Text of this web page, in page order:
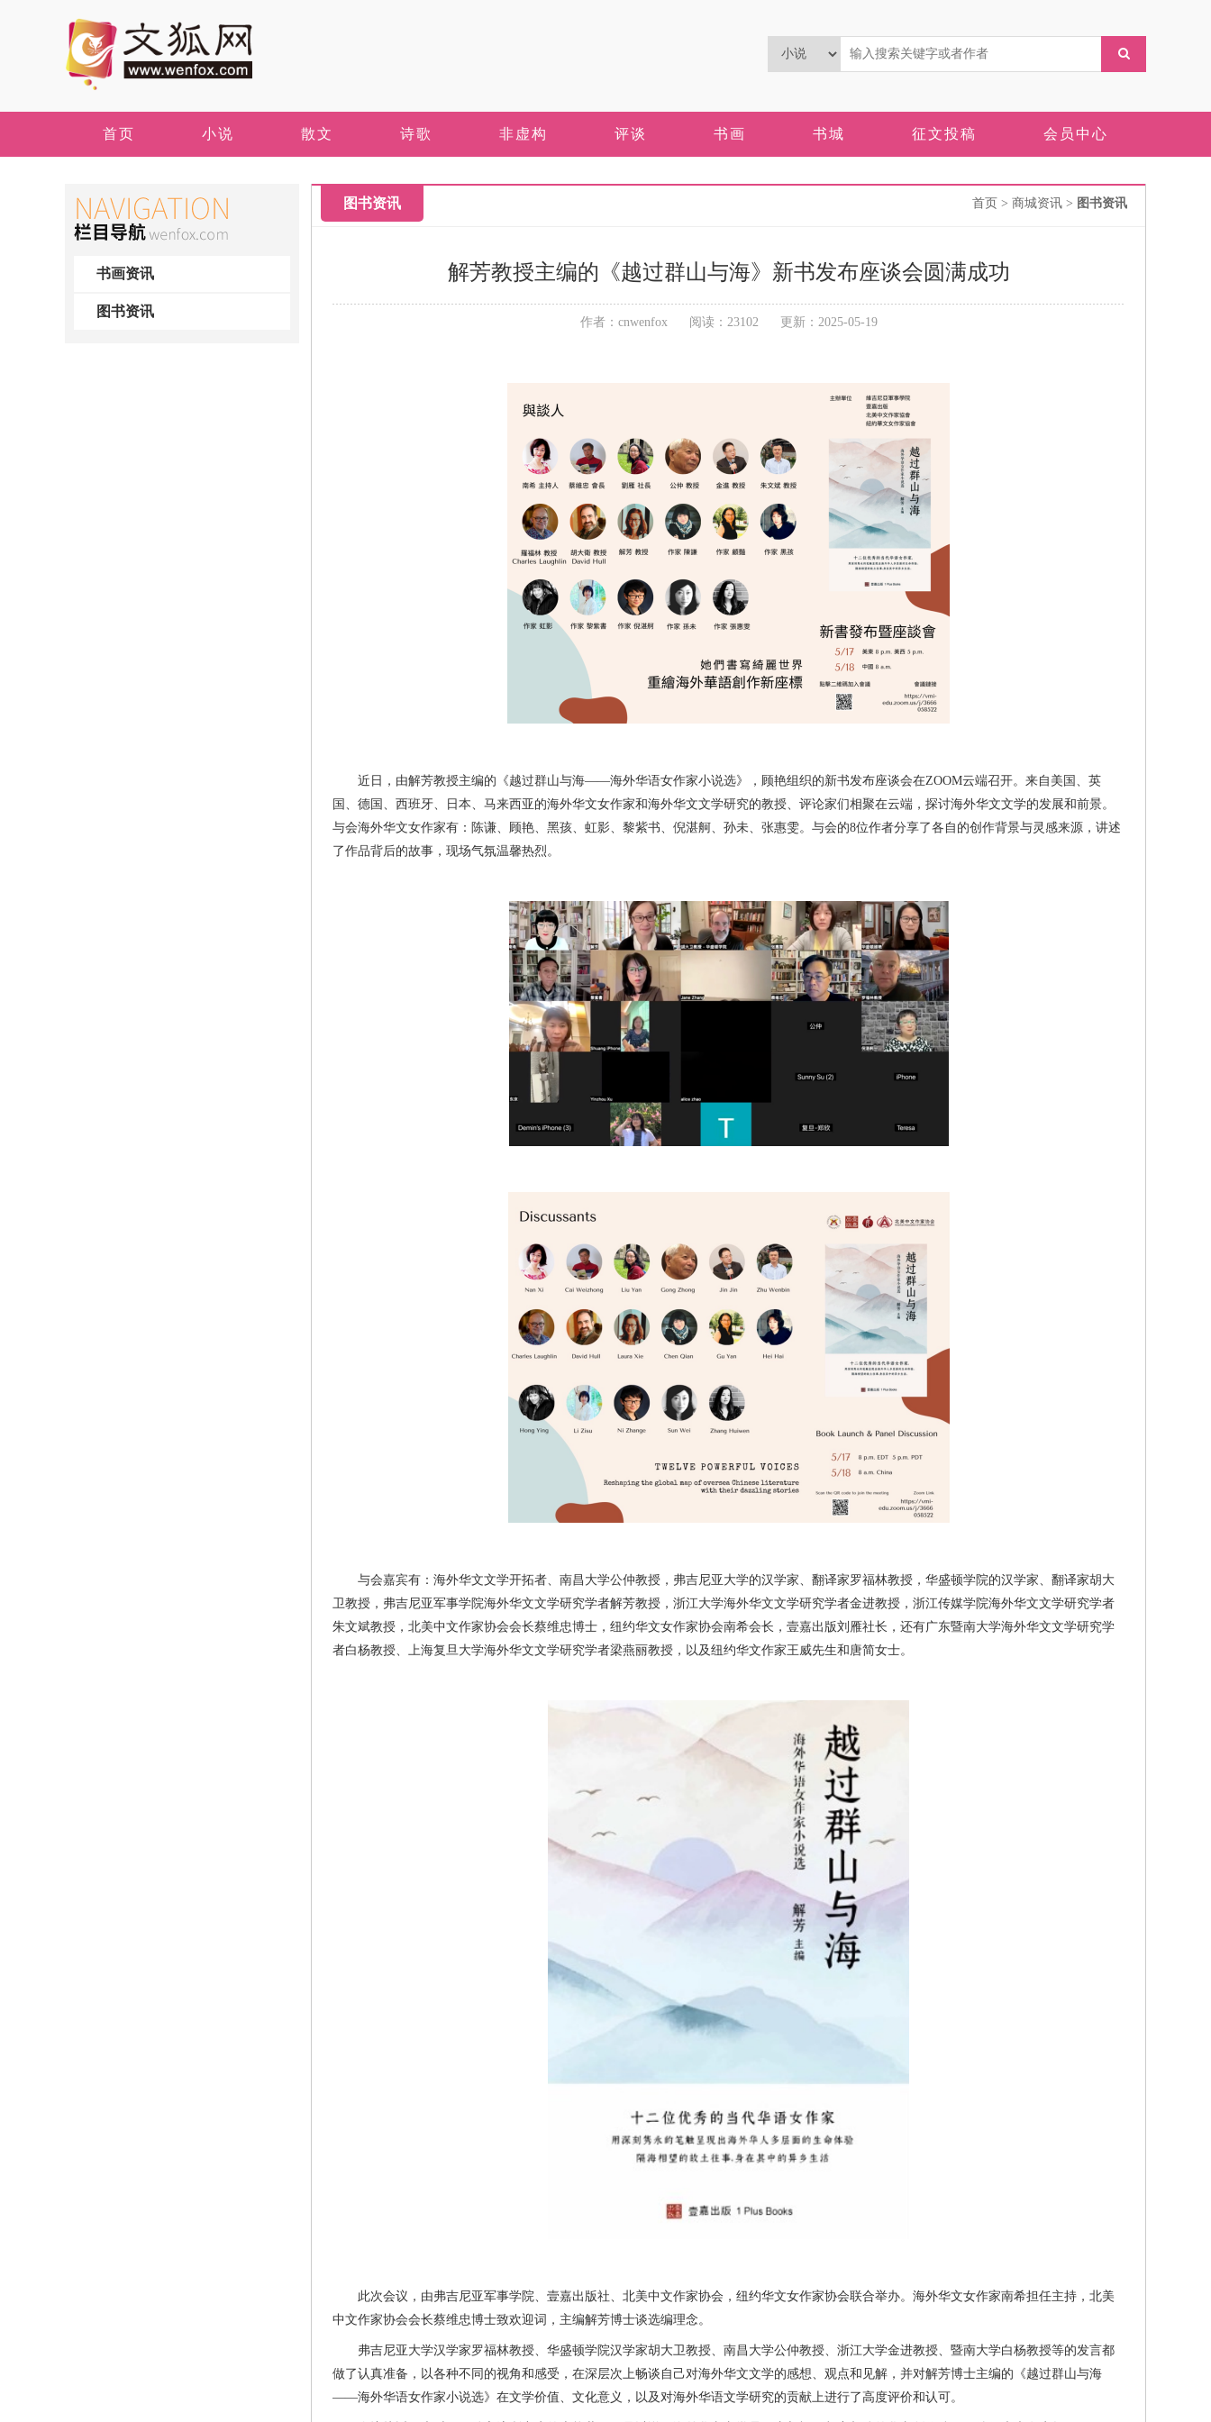
首页 小说 散文 诗歌 非虚构 评谈 书画 书城 征文投稿 会员中心
书画资讯
图书资讯
图书资讯 首页 > 商城资讯 > 图书资讯
解芳教授主编的《越过群山与海》新书发布座谈会圆满成功
作者：cnwenfox 阅读：23102 更新：2025-05-19
近日，由解芳教授主编的《越过群山与海——海外华语女作家小说选》，顾艳组织的新书发布座谈会在ZOOM云端召开。来自美国、英
国、德国、西班牙、日本、马来西亚的海外华文女作家和海外华文文学研究的教授、评论家们相聚在云端，探讨海外华文文学的发展和前景。
与会海外华文女作家有：陈谦、顾艳、黑孩、虹影、黎紫书、倪湛舸、孙未、张惠雯。与会的8位作者分享了各自的创作背景与灵感来源，讲述
了作品背后的故事，现场气氛温馨热烈。
与会嘉宾有：海外华文文学开拓者、南昌大学公仲教授，弗吉尼亚大学的汉学家、翻译家罗福林教授，华盛顿学院的汉学家、翻译家胡大
卫教授，弗吉尼亚军事学院海外华文文学研究学者解芳教授，浙江大学海外华文文学研究学者金进教授，浙江传媒学院海外华文文学研究学者
朱文斌教授，北美中文作家协会会长蔡维忠博士，纽约华文女作家协会南希会长，壹嘉出版刘雁社长，还有广东暨南大学海外华文文学研究学
者白杨教授、上海复旦大学海外华文文学研究学者梁燕丽教授，以及纽约华文作家王威先生和唐简女士。
此次会议，由弗吉尼亚军事学院、壹嘉出版社、北美中文作家协会，纽约华文女作家协会联合举办。海外华文女作家南希担任主持，北美
中文作家协会会长蔡维忠博士致欢迎词，主编解芳博士谈选编理念。
弗吉尼亚大学汉学家罗福林教授、华盛顿学院汉学家胡大卫教授、南昌大学公仲教授、浙江大学金进教授、暨南大学白杨教授等的发言都
做了认真准备，以各种不同的视角和感受，在深层次上畅谈自己对海外华文文学的感想、观点和见解，并对解芳博士主编的《越过群山与海
——海外华语女作家小说选》在文学价值、文化意义，以及对海外华语文学研究的贡献上进行了高度评价和认可。